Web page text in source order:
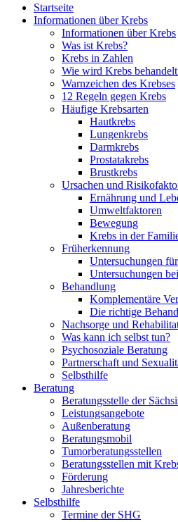
Startseite
Informationen über Krebs
Informationen über Krebs
Was ist Krebs?
Krebs in Zahlen
Wie wird Krebs
Warnzeichen des Krebses
12 Regeln gegen Krebs
Häufige Krebsarten
Hautkrebs
Lungenkrebs
Darmkrebs
Prostatakrebs
Brustkrebs
Ursachen und
Ernährung und
Umweltfaktoren
Bewegung
Krebs in der
Früherkennung
Untersuchungen
Untersuchungen
Behandlung
Komplementäre
Die richtige
Nachsorge und
Was kann ich selbst tun?
Psychosoziale Beratung
Partnerschaft und
Selbsthilfe
Beratung
Beratungsstelle der
Leistungsangebote
Außenberatung
Beratungsmobil
Tumorberatungsstellen
Beratungsstellen mit
Förderung
Jahresberichte
Selbsthilfe
Termine der SHG